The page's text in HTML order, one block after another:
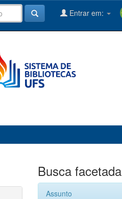
Entrar em:
Busca facetada
Assunto